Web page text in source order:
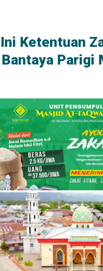
Ketentuan
Parigi